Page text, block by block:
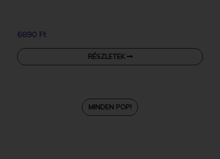
6890 Ft
RÉSZLETEK
MINDEN POP!